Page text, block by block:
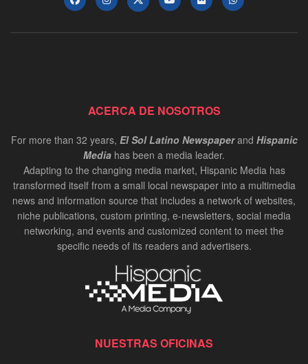
ACERCA DE NOSOTROS
For more than 32 years, El Sol Latino Newspaperand Hispanic
Media has been a media leader.
Adapting to the changing media market, Hispanic Media has
transformed itself from a small local newspaper into a multimedia
news and information source that includes a network of websites,
niche publications, custom printing, e-newsletters, social media
networking, and events and customized content to meet the
specific needs of its readers and advertisers.
NUESTRAS OFICINAS